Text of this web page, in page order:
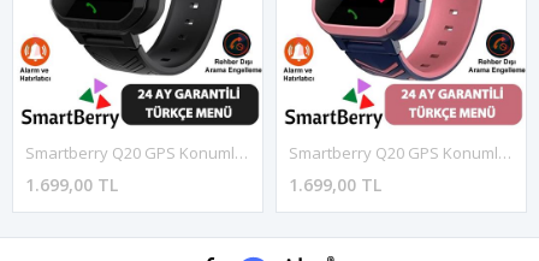
Smartberry Q20 GPS Konumlu Akıllı Çocuk Takip Saati Sim Kartlı Arama, Kameralı, Gizli Dinleme Özellikli - Siyah
1.699,00 TL
Smartberry Q20 GPS Konumlu Akıllı Çocuk Takip Saati Sim Kartlı Arama, Kameralı, Gizli Dinleme Özellikli - Pembe
1.699,00 TL